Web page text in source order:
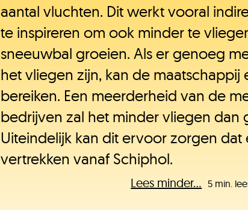
aantal vluchten. Dit werkt vooral
te inspireren om ook minder te
sneeuwbal groeien. Als er genoeg
het vliegen zijn, kan de maatschappij
bereiken. Een meerderheid van de
bedrijven zal het minder vliegen dan
Uiteindelijk kan dit ervoor zorgen
vertrekken vanaf Schiphol.
Lees minder... 5 min.